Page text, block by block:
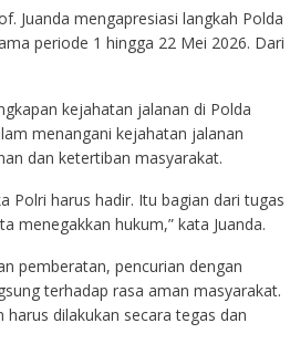
Juanda mengapresiasi langkah Polda
periode 1 hingga 22 Mei 2026. Dari
kejahatan jalanan di Polda
menangani kejahatan jalanan
dan ketertiban masyarakat.
Polri harus hadir. Itu bagian dari tugas
menegakkan hukum,” kata Juanda.
pemberatan, pencurian dengan
terhadap rasa aman masyarakat.
dilakukan secara tegas dan